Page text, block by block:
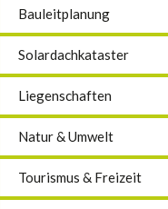
Bauleitplanung
Solardachkataster
Liegenschaften
Natur & Umwelt
Tourismus & Freizeit